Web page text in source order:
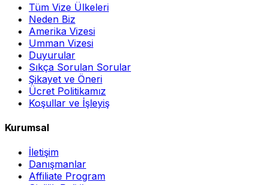
Tüm Vize Ülkeleri
Neden Biz
Amerika Vizesi
Umman Vizesi
Duyurular
Sıkça Sorulan Sorular
Şikayet ve Öneri
Ücret Politikamız
Koşullar ve İşleyiş
Kurumsal
İletişim
Danışmanlar
Affiliate Program